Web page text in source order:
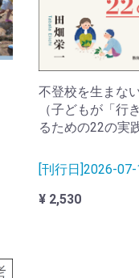
不登校を生まな
（子どもが「行
るための22の実践
[刊行日]2026-
¥ 2,530